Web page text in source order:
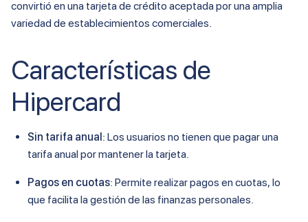
convirtió en una tarjeta de crédito aceptada por una amplia
variedad de establecimientos comerciales​.
Características de
Hipercard
Sin tarifa anual: Los usuarios no tienen que pagar una
tarifa anual por mantener la tarjeta.
Pagos en cuotas: Permite realizar pagos en cuotas, lo
que facilita la gestión de las finanzas personales.